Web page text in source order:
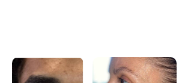
Au programme :